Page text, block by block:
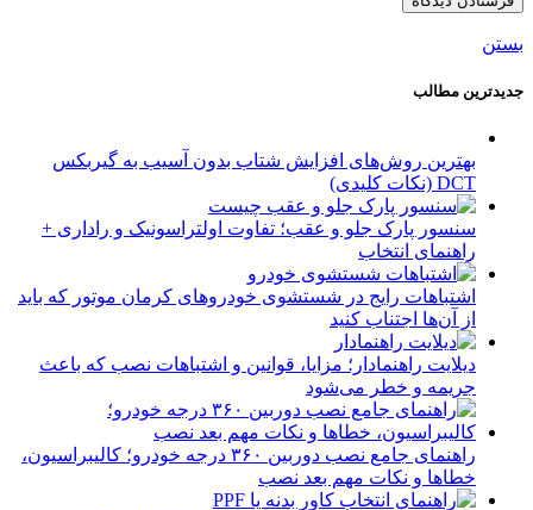
بستن
جدیدترین مطالب
بهترین روش‌های افزایش شتاب بدون آسیب به گیربکس
DCT (نکات کلیدی)
سنسور پارک جلو و عقب؛ تفاوت اولتراسونیک و راداری +
راهنمای انتخاب
اشتباهات رایج در شستشوی خودروهای کرمان موتور که باید
از آن‌ها اجتناب کنید
دیلایت راهنمادار؛ مزایا، قوانین و اشتباهات نصب که باعث
جریمه و خطر می‌شود
راهنمای جامع نصب دوربین ۳۶۰ درجه خودرو؛ کالیبراسیون،
خطاها و نکات مهم بعد نصب